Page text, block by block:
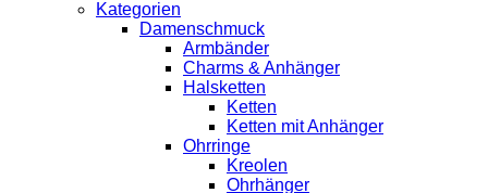
Kategorien
Damenschmuck
Armbänder
Charms & Anhänger
Halsketten
Ketten
Ketten mit Anhänger
Ohrringe
Kreolen
Ohrhänger